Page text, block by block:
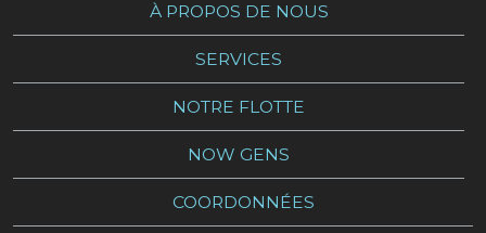
À PROPOS DE NOUS
SERVICES
NOTRE FLOTTE
NOW GENS
COORDONNÉES